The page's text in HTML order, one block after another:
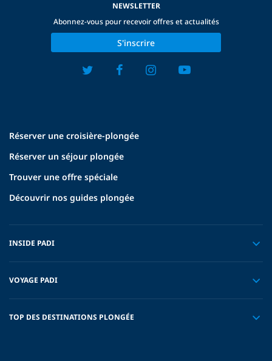
Réserver une croisière-plongée
Réserver un séjour plongée
Trouver une offre spéciale
Découvrir nos guides plongée
INSIDE PADI
VOYAGE PADI
TOP DES DESTINATIONS PLONGÉE
NEWSLETTER
Abonnez-vous pour recevoir offres et actualités
S'inscrire